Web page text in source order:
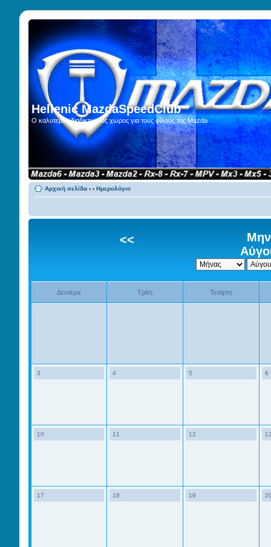
Hellenic MazdaSpeedClub
Ο καλυτερος διαδικτυακος χωρος για τους φίλους της Mazda
Αρχική σελίδα ‹ ‹ Ημερολόγιο
<<
Δευτέρα Τρίτη Τετάρτη
3 4 5 6
10 11 12
17 18 19